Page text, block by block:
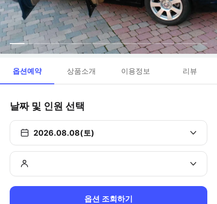
옵션예약 상품소개 이용정보 리뷰
날짜 및 인원 선택
2026.08.08(토)
옵션 조회하기